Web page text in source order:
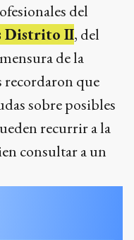
del
Distrito II, del
de la
recordaron que
sobre posibles
recurrir a la
consultar a un